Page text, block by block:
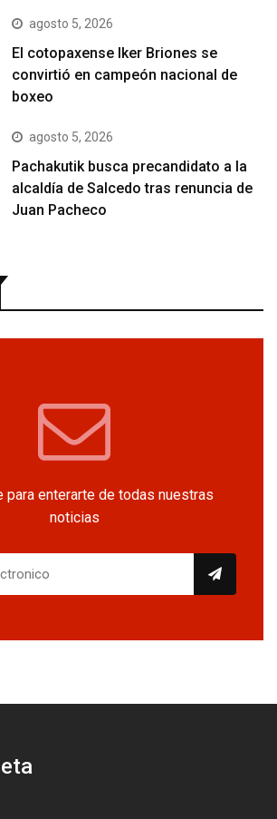
agosto 5, 2026
El cotopaxense Iker Briones se
convirtió en campeón nacional de
boxeo
agosto 5, 2026
Pachakutik busca precandidato a la
alcaldía de Salcedo tras renuncia de
Juan Pacheco
para enterarte de todas nuestras
noticias